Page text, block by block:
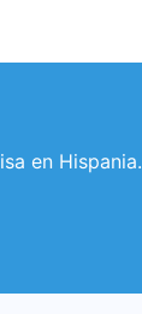
en Hispania.